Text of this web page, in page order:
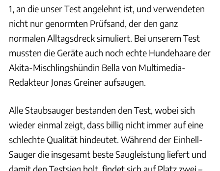
1, an die unser Test angelehnt ist, und verwendeten
nicht nur genormten Prüfsand, der den ganz
normalen Alltagsdreck simuliert. Bei unserem Test
mussten die Geräte auch noch echte Hundehaare der
Akita-Mischlingshündin Bella von Multimedia-
Redakteur Jonas Greiner aufsaugen.
Alle Staubsauger bestanden den Test, wobei sich
wieder einmal zeigt, dass billig nicht immer auf eine
schlechte Qualität hindeutet. Während der Einhell-
Sauger die insgesamt beste Saugleistung liefert und
damit den Testsieg holt, findet sich auf Platz zwei –